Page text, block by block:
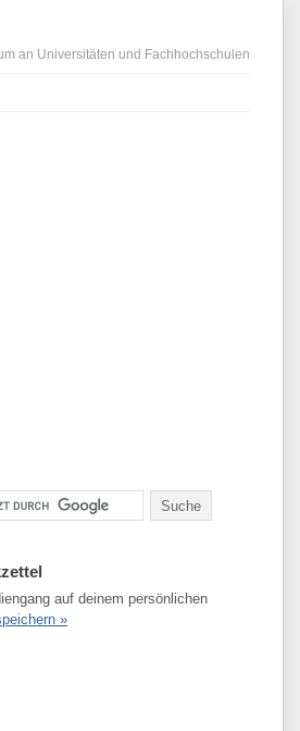
an Universitäten und Fachhochschulen
auf deinem persönlichen
»